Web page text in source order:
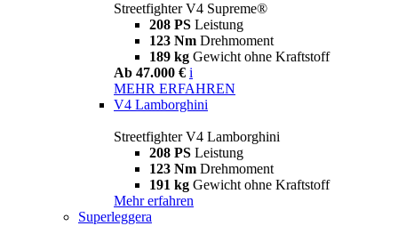
Streetfighter V4 Supreme®
208 PS Leistung
123 Nm Drehmoment
189 kg Gewicht ohne Kraftstoff
Ab 47.000 € i
MEHR ERFAHREN
V4 Lamborghini
Streetfighter V4 Lamborghini
208 PS Leistung
123 Nm Drehmoment
191 kg Gewicht ohne Kraftstoff
Mehr erfahren
Superleggera